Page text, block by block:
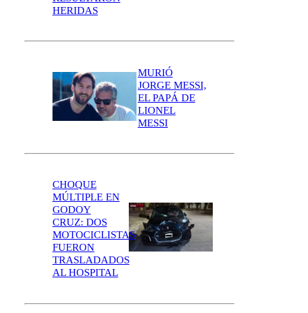
HERIDAS
MURIÓ
JORGE MESSI,
EL PAPÁ DE
LIONEL
MESSI
CHOQUE
MÚLTIPLE EN
GODOY
CRUZ: DOS
MOTOCICLISTAS
FUERON
TRASLADADOS
AL HOSPITAL